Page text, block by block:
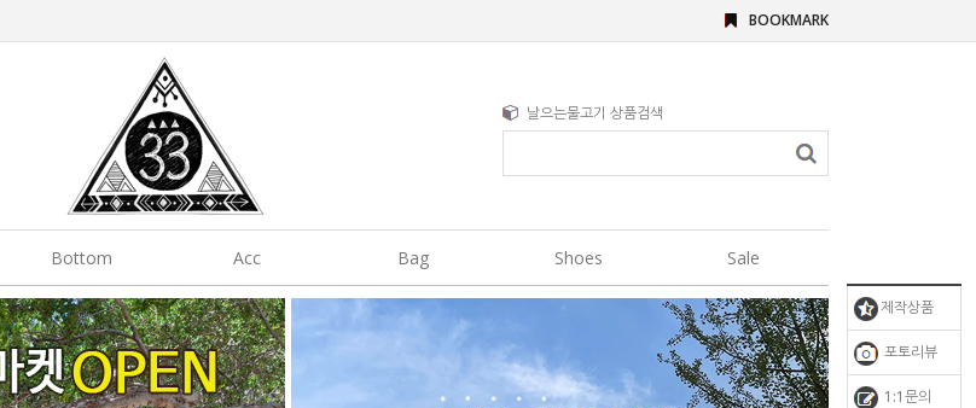
제작상품
포토리뷰
1:1문의
BOOKMARK
날으는물고기 상품검색
Bottom Acc Bag Shoes Sale